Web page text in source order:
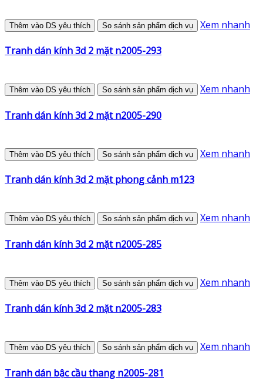
Thêm vào DS yêu thích So sánh sản phẩm dịch vụ Xem nhanh
Tranh dán kính 3d 2 mặt n2005-293
Thêm vào DS yêu thích So sánh sản phẩm dịch vụ Xem nhanh
Tranh dán kính 3d 2 mặt n2005-290
Thêm vào DS yêu thích So sánh sản phẩm dịch vụ Xem nhanh
Tranh dán kính 3d 2 mặt phong cảnh m123
Thêm vào DS yêu thích So sánh sản phẩm dịch vụ Xem nhanh
Tranh dán kính 3d 2 mặt n2005-285
Thêm vào DS yêu thích So sánh sản phẩm dịch vụ Xem nhanh
Tranh dán kính 3d 2 mặt n2005-283
Thêm vào DS yêu thích So sánh sản phẩm dịch vụ Xem nhanh
Tranh dán bậc cầu thang n2005-281